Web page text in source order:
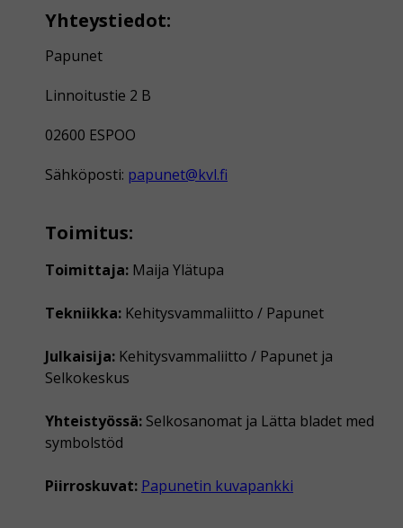
Yhteystiedot:
Papunet
Linnoitustie 2 B
02600 ESPOO
Sähköposti: papunet@kvl.fi
Toimitus:
Toimittaja: Maija Ylätupa
Tekniikka: Kehitysvammaliitto / Papunet
Julkaisija: Kehitysvammaliitto / Papunet ja
Selkokeskus
Yhteistyössä: Selkosanomat ja Lätta bladet med
symbolstöd
Piirroskuvat: Papunetin kuvapankki